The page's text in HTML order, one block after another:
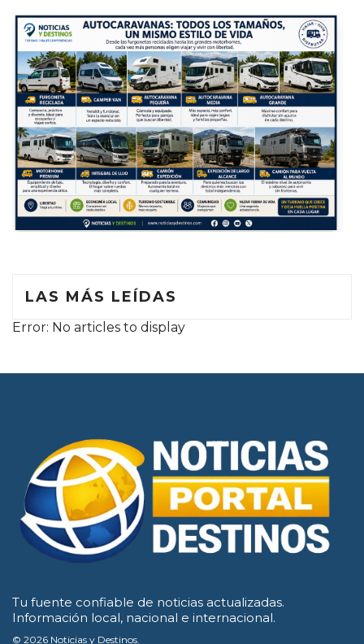
LAS MÁS LEÍDAS
Error: No articles to display
Tu fuente confiable de noticias actualizadas.
Información local, nacional e internacional.
© 2026 Noticias y Destinos.